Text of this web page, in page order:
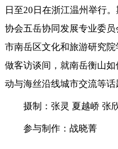
日至20日在浙江温州举行
协会五岳协同发展专业委
市南岳区文化和旅游研究
做客访谈间，就南岳衡山
动与海丝沿线城市交流等话
摄制：张灵 夏越峤 张
参与制作：战晓菁